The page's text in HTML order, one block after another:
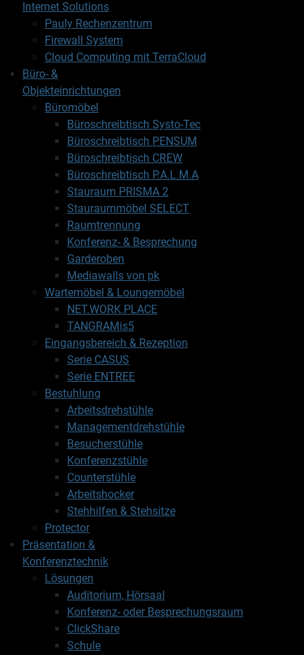
Internet Solutions
Pauly Rechenzentrum
Firewall System
Cloud Computing mit TerraCloud
Büro- &
Objekteinrichtungen
Büromöbel
Büroschreibtisch Systo-Tec
Büroschreibtisch PENSUM
Büroschreibtisch CREW
Büroschreibtisch P.A.L.M.A
Stauraum PRISMA 2
Stauraummöbel SELECT
Raumtrennung
Konferenz- & Besprechung
Garderoben
Mediawalls von pk
Wartemöbel & Loungemöbel
NET.WORK.PLACE
TANGRAMis5
Eingangsbereich & Rezeption
Serie CASUS
Serie ENTREE
Bestuhlung
Arbeitsdrehstühle
Managementdrehstühle
Besucherstühle
Konferenzstühle
Counterstühle
Arbeitshocker
Stehhilfen & Stehsitze
Protector
Präsentation &
Konferenztechnik
Lösungen
Auditorium, Hörsaal
Konferenz- oder Besprechungsraum
ClickShare
Schule